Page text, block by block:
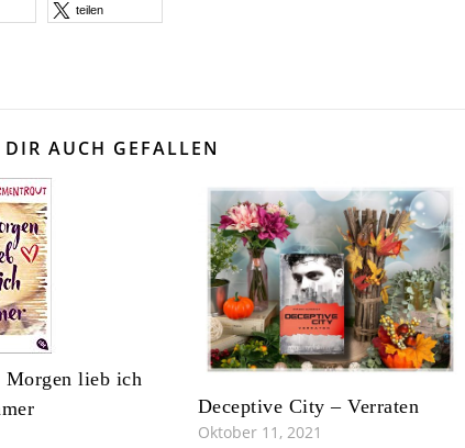
teilen
AUCH GEFALLEN
Morgen lieb ich
Deceptive City – Verraten
Oktober 11, 2021